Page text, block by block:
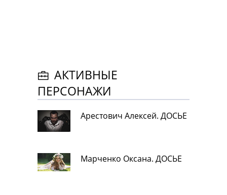
АКТИВНЫЕ
ПЕРСОНАЖИ
Арестович Алексей. ДОСЬЕ
Марченко Оксана. ДОСЬЕ